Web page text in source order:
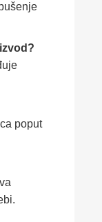
poput